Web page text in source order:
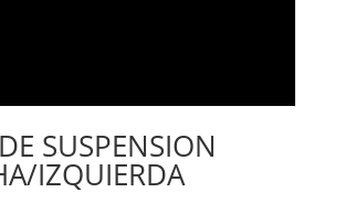
SUSPENSION
IZQUIERDA